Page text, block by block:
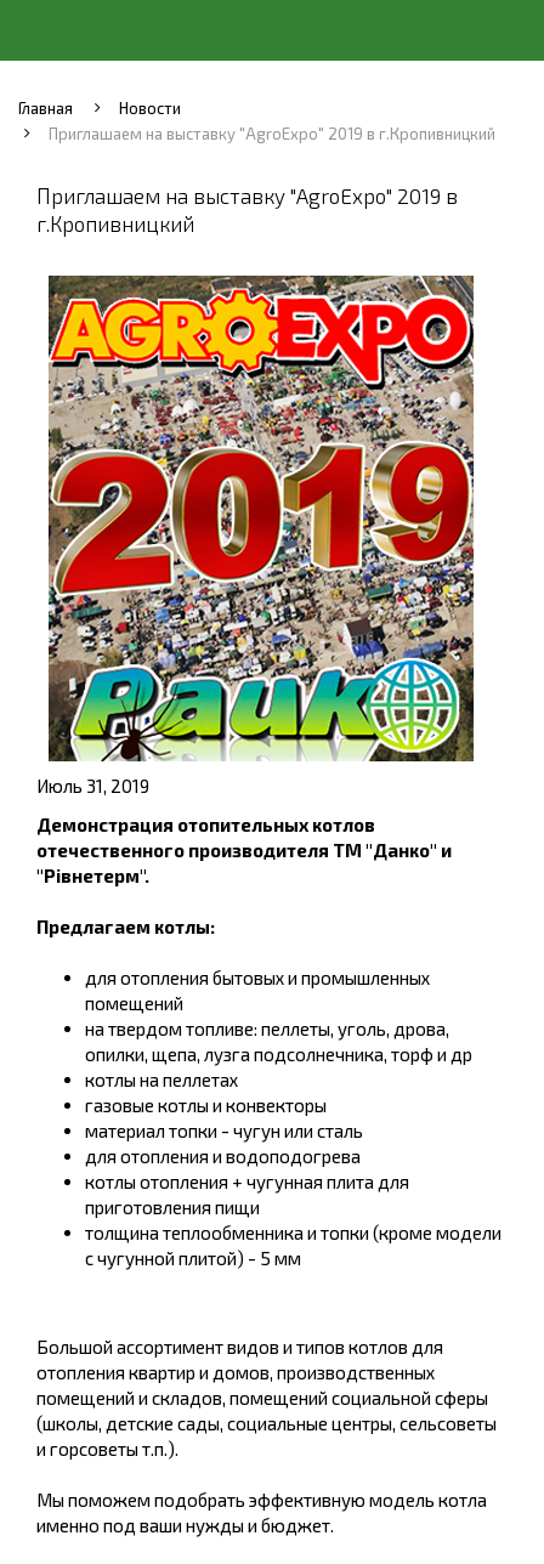
Главная
Новости
Приглашаем на выставку "AgroExpo" 2019 в г.Кропивницкий
Приглашаем на выставку "AgroExpo" 2019 в
г.Кропивницкий
Июль 31, 2019
Демонстрация отопительных котлов
отечественного производителя ТМ "Данко" и
"Рівнетерм".
Предлагаем котлы:
для отопления бытовых и промышленных
помещений
на твердом топливе: пеллеты, уголь, дрова,
опилки, щепа, лузга подсолнечника, торф и др
котлы на пеллетах
газовые котлы и конвекторы
материал топки - чугун или сталь
для отопления и водоподогрева
котлы отопления + чугунная плита для
приготовления пищи
толщина теплообменника и топки (кроме модели
с чугунной плитой) - 5 мм
Большой ассортимент видов и типов котлов для
отопления квартир и домов, производственных
помещений и складов, помещений социальной сферы
(школы, детские сады, социальные центры, сельсоветы
и горсоветы т.п.).
Мы поможем подобрать эффективную модель котла
именно под ваши нужды и бюджет.